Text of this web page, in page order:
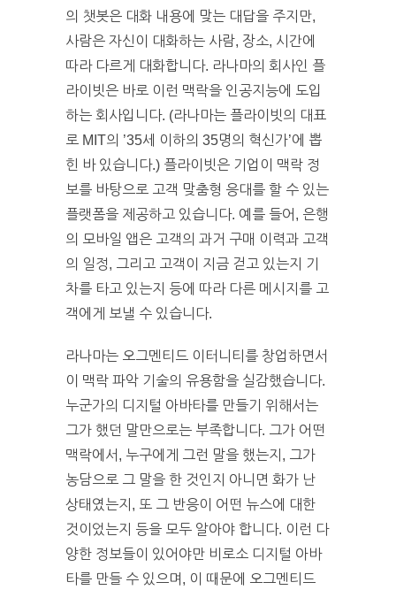
의 챗봇은 대화 내용에 맞는 대답을 주지만,
사람은 자신이 대화하는 사람, 장소, 시간에
따라 다르게 대화합니다. 라나마의 회사인 플
라이빗은 바로 이런 맥락을 인공지능에 도입
하는 회사입니다. (라나마는 플라이빗의 대표
로 MIT의 ’35세 이하의 35명의 혁신가’에 뽑
힌 바 있습니다.) 플라이빗은 기업이 맥락 정
보를 바탕으로 고객 맞춤형 응대를 할 수 있는
플랫폼을 제공하고 있습니다. 예를 들어, 은행
의 모바일 앱은 고객의 과거 구매 이력과 고객
의 일정, 그리고 고객이 지금 걷고 있는지 기
차를 타고 있는지 등에 따라 다른 메시지를 고
객에게 보낼 수 있습니다.
라나마는 오그멘티드 이터니티를 창업하면서
이 맥락 파악 기술의 유용함을 실감했습니다.
누군가의 디지털 아바타를 만들기 위해서는
그가 했던 말만으로는 부족합니다. 그가 어떤
맥락에서, 누구에게 그런 말을 했는지, 그가
농담으로 그 말을 한 것인지 아니면 화가 난
상태였는지, 또 그 반응이 어떤 뉴스에 대한
것이었는지 등을 모두 알아야 합니다. 이런 다
양한 정보들이 있어야만 비로소 디지털 아바
타를 만들 수 있으며, 이 때문에 오그멘티드